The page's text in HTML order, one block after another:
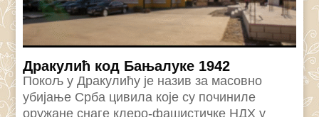
Дракулић код Бањалуке 1942
Покољ у Дракулићу је назив за масовно
убијање Срба цивила које су починиле
оружане снаге клеро-фашистичке НДХ у